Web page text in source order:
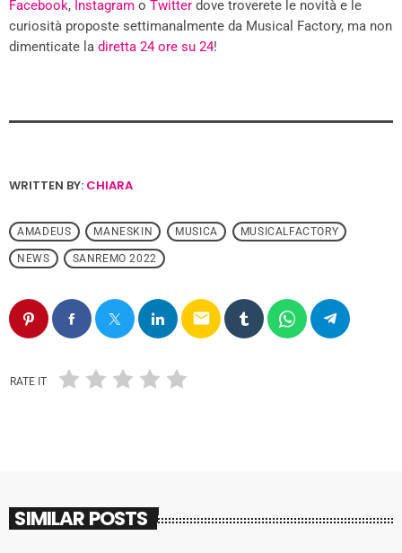
Facebook, Instagram o Twitter dove troverete le novità e le
curiosità proposte settimanalmente da Musical Factory, ma non
dimenticate la diretta 24 ore su 24!
WRITTEN BY: CHIARA
AMADEUS MANESKIN MUSICA MUSICALFACTORY
NEWS SANREMO 2022
email
RATE IT
SIMILAR POSTS